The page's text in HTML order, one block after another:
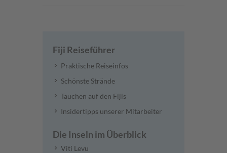
Fiji Reiseführer
Praktische Reiseinfos
Schönste Strände
Tauchen auf den Fijis
Insidertipps unserer Mitarbeiter
Die Inseln im Überblick
Viti Levu